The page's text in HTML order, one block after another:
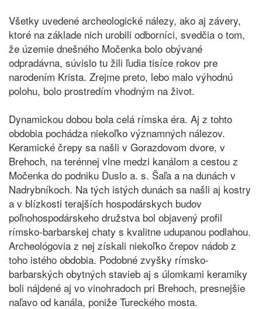
Všetky uvedené archeologické nálezy, ako aj závery,
ktoré na základe nich urobili odborníci, svedčia o tom,
že územie dnešného Močenka bolo obývané
odpradávna, súvislo tu žili ľudia tisíce rokov pre
narodením Krista. Zrejme preto, lebo malo výhodnú
polohu, bolo prostredím vhodným na život.
Dynamickou dobou bola celá rímska éra. Aj z tohto
obdobia pochádza niekoľko významných nálezov.
Keramické črepy sa našli v Gorazdovom dvore, v
Brehoch, na terénnej vlne medzi kanálom a cestou z
Močenka do podniku Duslo a. s. Šaľa a na dunách v
Nadrybníkoch. Na tých istých dunách sa našli aj kostry
a v blízkosti terajších hospodárskych budov
poľnohospodárskeho družstva bol objavený profil
rímsko-barbarskej chaty s kvalitne udupanou podlahou.
Archeológovia z nej získali niekoľko črepov nádob z
toho istého obdobia. Podobné zvyšky rímsko-
barbarských obytných stavieb aj s úlomkami keramiky
boli nájdené aj vo vinohradoch pri Brehoch, presnejšie
naľavo od kanála, poniže Tureckého mosta.